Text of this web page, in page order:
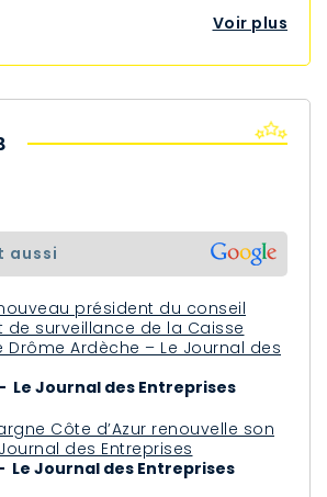
Voir plus
aussi
président du conseil
de surveillance de la Caisse
Drôme Ardèche – Le Journal des
Le Journal des Entreprises
Côte d’Azur renouvelle son
des Entreprises
Le Journal des Entreprises